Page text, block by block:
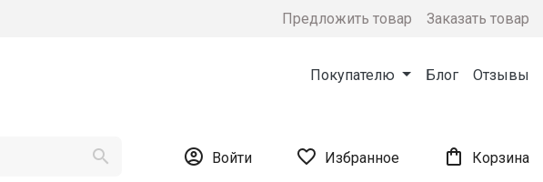
Предложить товар Заказать товар
Покупателю Блог Отзывы
  Войти  Избранное  Корзина